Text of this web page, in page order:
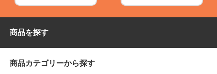
商品を探す
商品カテゴリーから探す